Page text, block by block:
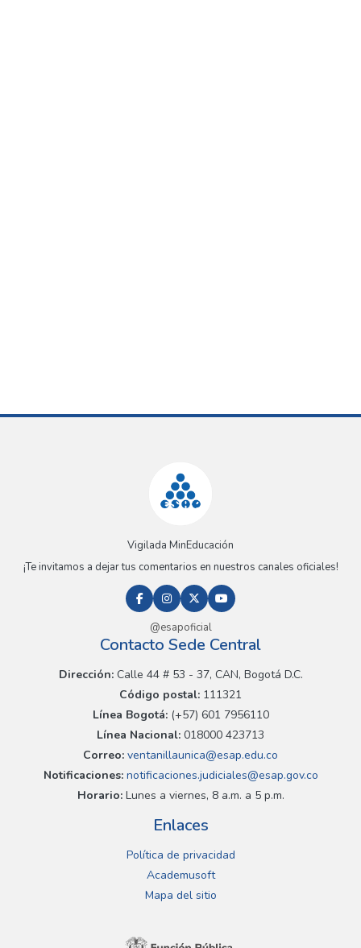
Vigilada MinEducación
¡Te invitamos a dejar tus comentarios en nuestros canales oficiales!
@esapoficial
Contacto Sede Central
Dirección:Calle 44 # 53 - 37, CAN, Bogotá D.C.
Código postal: 111321
Línea Bogotá:(+57) 601 7956110
Línea Nacional: 018000 423713
Correo: ventanillaunica@esap.edu.co
Notificaciones:notificaciones.judiciales@esap.gov.co
Horario:Lunes a viernes, 8 a.m. a 5 p.m.
Enlaces
Política de privacidad
Academusoft
Mapa del sitio